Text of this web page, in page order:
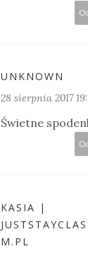
UNKNOWN
28 sierpnia 2017
Świetne
KASIA |
M.PL